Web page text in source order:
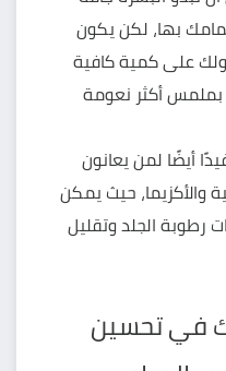
بها، لكن يكون
على كمية كافية
بملمس أكثر نعومة
أيضًا لمن يعانون
والأكزيما، حيث يمكن
الجلد وتقليل
في تحسين